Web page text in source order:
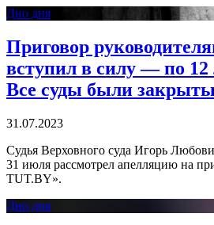
Дно дня
Приговор
вступил в силу — по 12
Все суды были
31.07.2023
Судья Верховного суда Игорь
31 июля рассмотрел апелляцию на
TUT.BY».
Дно дня